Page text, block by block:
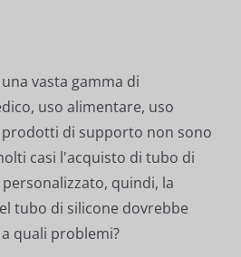
vasta gamma di
uso alimentare, uso
di supporto non sono
casi l'acquisto di tubo di
quindi, la
tubo di silicone dovrebbe
quali problemi?